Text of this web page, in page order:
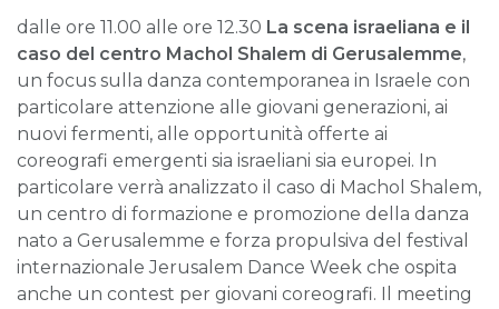
dalle ore 11.00 alle ore 12.30 La scena israeliana e il
caso del centro Machol Shalem di Gerusalemme,
un focus sulla danza contemporanea in Israele con
particolare attenzione alle giovani generazioni, ai
nuovi fermenti, alle opportunità offerte ai
coreografi emergenti sia israeliani sia europei. In
particolare verrà analizzato il caso di Machol Shalem,
un centro di formazione e promozione della danza
nato a Gerusalemme e forza propulsiva del festival
internazionale Jerusalem Dance Week che ospita
anche un contest per giovani coreografi. Il meeting